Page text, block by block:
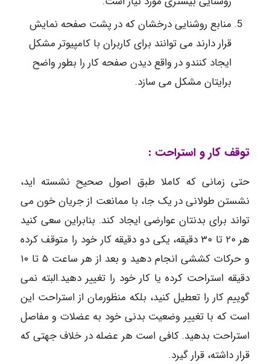
منابع روشنایی درخشان که در پشت صفحه نمایش
قرار دارند می توانند برای کاربران با کامپیوتر مشکل
ایجاد کنندو در واقع دیدن صفحه کار را بطور واضح
برایتان مشکل می سازد.
توقف کار و استراحت :
حتی زمانی که کاملا طبق اصول صحیح نشسته اید،
نشستن طولانی در یک جا، با ممانعت از جریان خون می‌
تواند برای بدنتان عوارضی ایجاد کند. بنابراین سعی کنید
هر ۲۰ تا ۳۰ دقیقه، یکی دو دقیقه کار خود را متوقف کرده
و حرکات کششی انجام دهید و بعد از هر ساعت ۵ تا ۱۰
دقیقه استراحت کرده یا کار خود را تغییر دهید.البته نمی
گوییم کار را تعطیل کنید، بلکه منظورمان از استراحت این
است که با تغییر وضعیت بدنی خود به عضلات و مفاصل
استراحت بدهید. کافی است هر عضله در خلاف جهتی که
قرار داشته، قرار گیرد.